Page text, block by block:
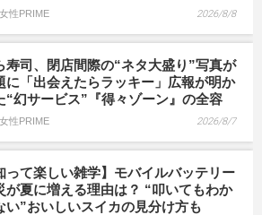
性PRIME 2026/8/8
寿司、閉店間際の“ネタ大盛り”写真が
に「出会えたらラッキー」広報が明か
“幻サービス”『得々ゾーン』の全容
性PRIME 2026/8/7
って楽しい雑学】モバイルバッテリー
が夏に増える理由は？ “叩いてもわか
い”おいしいスイカの見分け方も